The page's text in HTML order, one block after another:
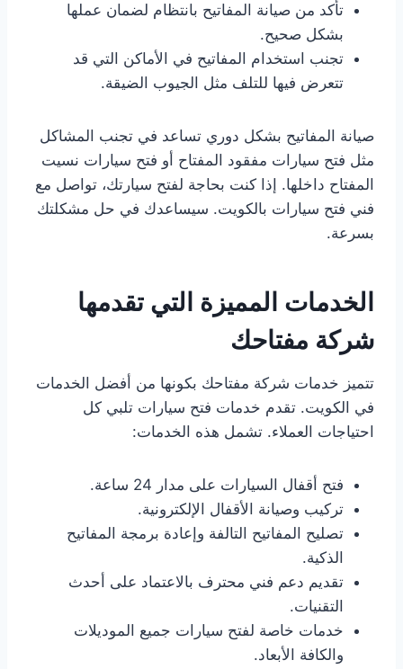
تأكد من صيانة المفاتيح بانتظام لضمان عملها
بشكل صحيح.
تجنب استخدام المفاتيح في الأماكن التي قد
تتعرض فيها للتلف مثل الجيوب الضيقة.
صيانة المفاتيح بشكل دوري تساعد في تجنب المشاكل
مثل فتح سيارات مفقود المفتاح أو فتح سيارات نسيت
المفتاح داخلها. إذا كنت بحاجة لفتح سيارتك، تواصل مع
فني فتح سيارات بالكويت. سيساعدك في حل مشكلتك
بسرعة.
الخدمات المميزة التي تقدمها
شركة مفتاحك
تتميز خدمات شركة مفتاحك بكونها من أفضل الخدمات
في الكويت. تقدم خدمات فتح سيارات تلبي كل
احتياجات العملاء. تشمل هذه الخدمات:
فتح أقفال السيارات على مدار 24 ساعة.
تركيب وصيانة الأقفال الإلكترونية.
تصليح المفاتيح التالفة وإعادة برمجة المفاتيح
الذكية.
تقديم دعم فني محترف بالاعتماد على أحدث
التقنيات.
خدمات خاصة لفتح سيارات جميع الموديلات
والكافة الأبعاد.